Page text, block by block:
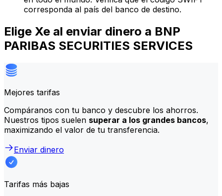
corresponda al país del banco de destino.
Elige Xe al enviar dinero a BNP
PARIBAS SECURITIES SERVICES
Mejores tarifas
Compáranos con tu banco y descubre los ahorros.
Nuestros tipos suelen superar a los grandes bancos,
maximizando el valor de tu transferencia.
Enviar dinero
Tarifas más bajas